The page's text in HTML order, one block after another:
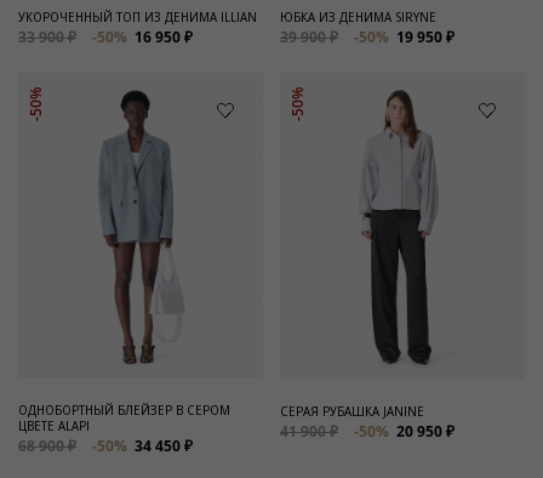
УКОРОЧЕННЫЙ ТОП ИЗ ДЕНИМА ILLIAN
33 900 ₽ -50% 16 950 ₽
ЮБКА ИЗ ДЕНИМА SIRYNE
39 900 ₽ -50% 19 950 ₽
-50%
ОДНОБОРТНЫЙ БЛЕЙЗЕР В СЕРОМ
ЦВЕТЕ ALAPI
68 900 ₽ -50% 34 450 ₽
-50%
СЕРАЯ РУБАШКА JANINE
41 900 ₽ -50% 20 950 ₽